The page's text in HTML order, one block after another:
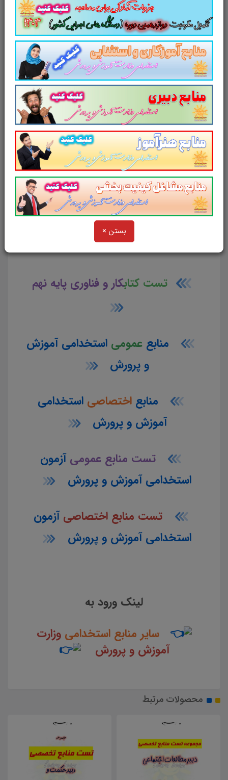
بستن ×
نظم بخشیده و یک آمادگی و شبیه سازی را برای
جلسه آزمون به همراه دارد. مطالعه این منبع برای
همه داوطلبین شرکت کننده درآزمون استخدامی
وزارت آموزش و پرورشپیشنهاد می شود.
از دیگر منابع آزمون استخدامی وزارت
آموزش و پرورش در سایت پرتو
یادگیری دیدن فرمایید.
و
در یک نمای کلی:
تست کتاب کار و فناوری پایه
هشتم
تست کتابکار و فناوری پایه نهم
منابع عمومی استخدامی آموزش
و پرورش
منابعاختصاصیاستخدامی
آموزش و پرورش
تست منابع عمومی آزمون
استخدامی آموزش و پرورش
تست منابع اختصاصی آزمون
استخدامی آموزش و پرورش
لینک ورود به
سایر منابع استخدامیوزارت
آموزش و پرورش
محصولات مرتبط